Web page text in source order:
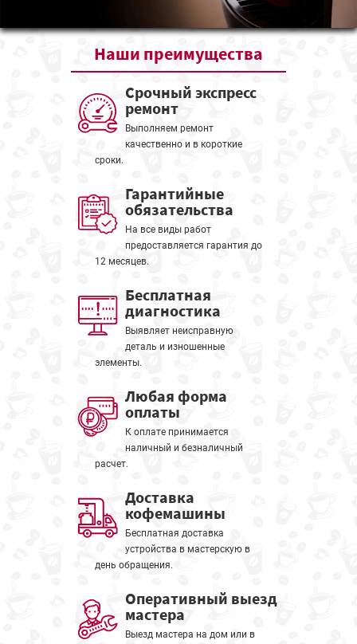
Наши преимущества
Срочный экспресс
ремонт
Выполняем ремонт
качественно и в короткие
сроки.
Гарантийные
обязательства
На все виды работ
предоставляется гарантия до
12 месяцев.
Бесплатная
диагностика
Выявляет неисправную
деталь и изношенные
элементы.
Любая форма
оплаты
К оплате принимается
наличный и безналичный
расчет.
Доставка
кофемашины
Бесплатная доставка
устройства в мастерскую в
день обращения.
Оперативный выезд
мастера
Выезд мастера на дом или в